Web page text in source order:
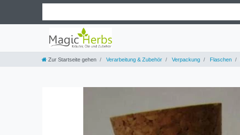
Zur Startseite gehen Verarbeitung & Zubehör Verpackung Flaschen